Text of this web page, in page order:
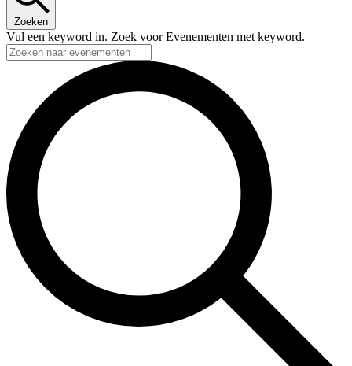
Zoeken
Vul een keyword in. Zoek voor Evenementen met keyword.